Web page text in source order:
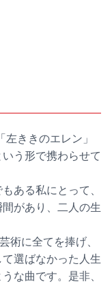
ききのエレン」
う形で携わらせて
ある私にとって、
があり、二人の生
術に全てを捧げ、
選ばなかった人生
な曲です。是非、